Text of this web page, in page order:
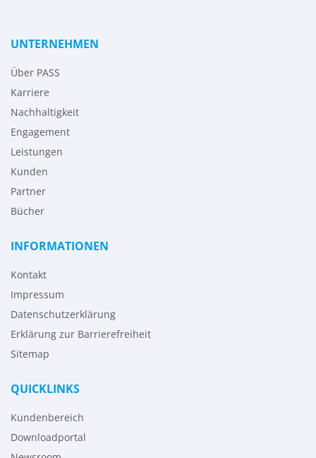
UNTERNEHMEN
Über PASS
Karriere
Nachhaltigkeit
Engagement
Leistungen
Kunden
Partner
Bücher
INFORMATIONEN
Kontakt
Impressum
Datenschutzerklärung
Erklärung zur Barrierefreiheit
Sitemap
QUICKLINKS
Kundenbereich
Downloadportal